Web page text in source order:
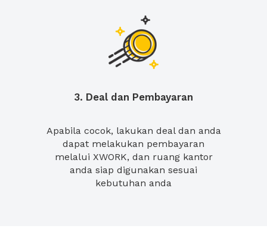
3. Deal dan Pembayaran
Apabila cocok, lakukan deal dan anda
dapat melakukan pembayaran
melalui XWORK, dan ruang kantor
anda siap digunakan sesuai
kebutuhan anda